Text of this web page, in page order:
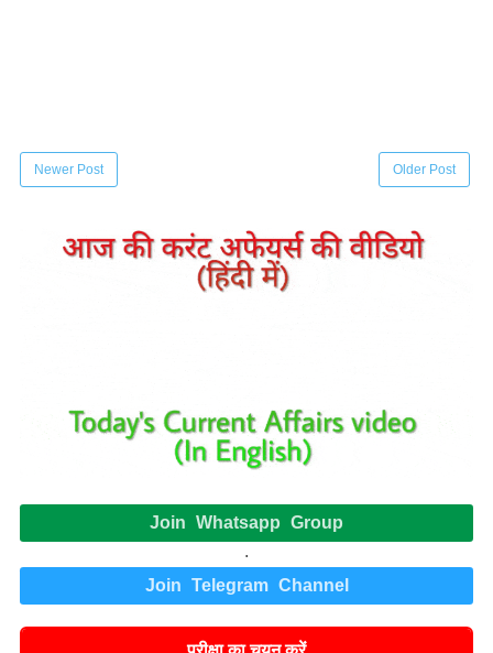
Newer Post Older Post
Join Whatsapp Group
.
Join Telegram Channel